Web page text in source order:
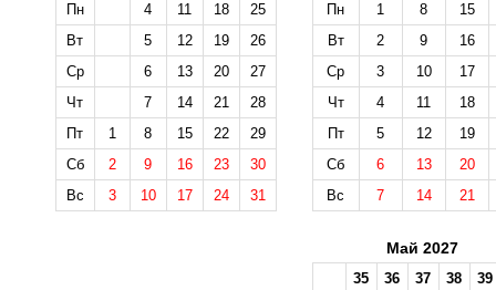
Пн
4 11 18
25
Вт
5 12 19
26
Ср
6 13 20
27
Чт
7 14 21
28
Пт
1 8 15 22
29
Сб
2 9 16 23
30
Вс
3 10 17 24 31
Пн
1 8
15
Вт
2 9
16
Ср
3 10
17
Чт
4 11
18
Пт
5 12
19
Сб
6 13
20
Вс
7 14 21
Май 2027
35 36 37 38
39